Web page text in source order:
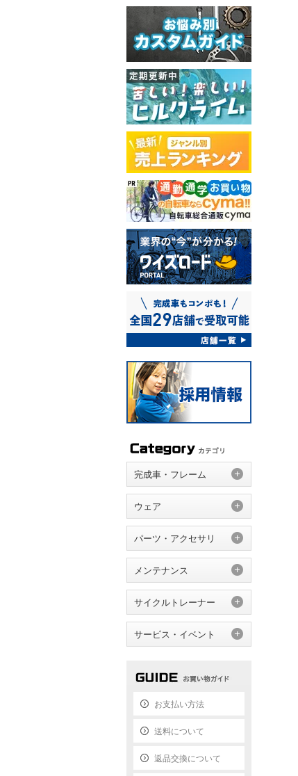
完成車・フレーム
ウェア
パーツ・アクセサリ
メンテナンス
サイクルトレーナー
サービス・イベント
お支払い方法
送料について
返品交換について